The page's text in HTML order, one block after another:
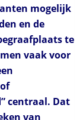
mogelijk
en de
te
vaak voor
centraal. Dat
van